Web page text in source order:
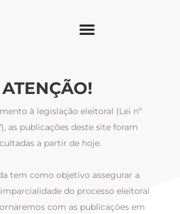
ATENÇÃO!
à legislação eleitoral (Lei nº
as publicações deste site foram
a partir de hoje.
tem como objetivo assegurar a
do processo eleitoral
com as publicações em